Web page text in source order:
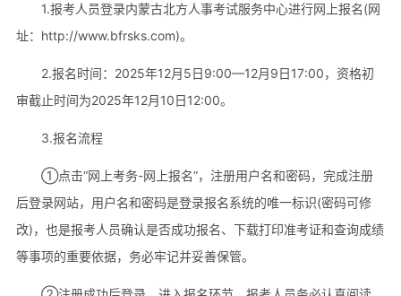
1.报考人员登录内蒙古北方人事考试服务中心进行网上报名(网
址：http://www.bfrsks.com)。
2.报名时间：2025年12月5日9:00—12月9日17:00，资格初
审截止时间为2025年12月10日12:00。
3.报名流程
①点击“网上考务-网上报名”，注册用户名和密码，完成注册
后登录网站，用户名和密码是登录报名系统的唯一标识(密码可修
改)，也是报考人员确认是否成功报名、下载打印准考证和查询成绩
等事项的重要依据，务必牢记并妥善保管。